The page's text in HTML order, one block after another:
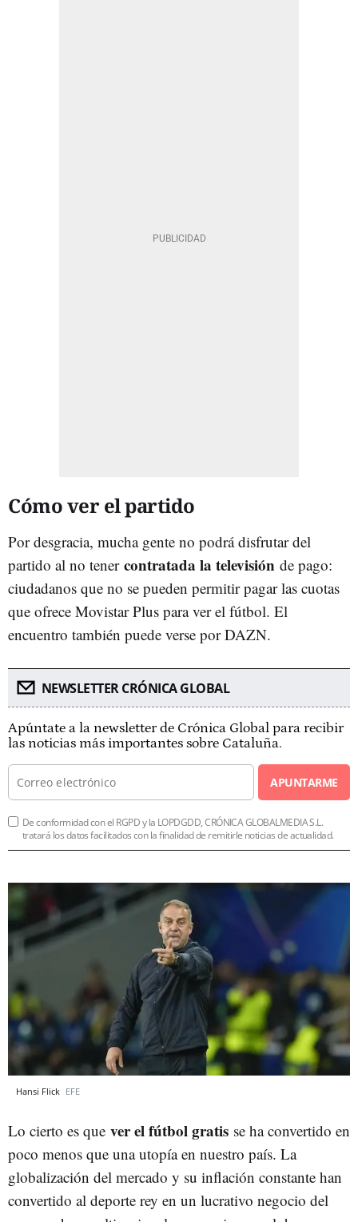
Cómo ver el partido
Por desgracia, mucha gente no podrá disfrutar del
partido al no tener contratada la televisión de pago:
ciudadanos que no se pueden permitir pagar las cuotas
que ofrece Movistar Plus para ver el fútbol. El
encuentro también puede verse por DAZN.
NEWSLETTER CRÓNICA GLOBAL
Apúntate a la newsletter de Crónica Global para recibir
las noticias más importantes sobre Cataluña.
APUNTARME
De conformidad con el RGPD y la LOPDGDD, CRÓNICA GLOBALMEDIA S.L.
tratará los datos facilitados con la finalidad de remitirle noticias de actualidad.
Hansi Flick EFE
Lo cierto es que ver el fútbol gratis se ha convertido en
poco menos que una utopía en nuestro país. La
globalización del mercado y su inflación constante han
convertido al deporte rey en un lucrativo negocio del